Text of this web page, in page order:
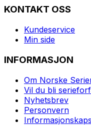
KONTAKT OSS
Kundeservice
Min side
INFORMASJON
Om Norske
Vil du bli
Nyhetsbrev
Personvern